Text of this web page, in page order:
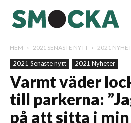
HEM 2021 SENASTE NYTT 2021
2021 Senaste nytt 2021 Nyheter
Varmt väder
till parkerna:
på att sitta i